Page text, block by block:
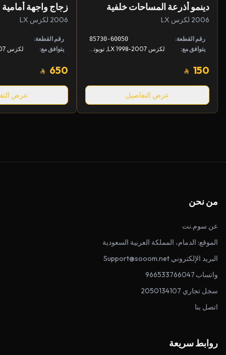
دينمو أذرعة المساحات خلفية
2006 لكزس LX
رقم القطعة: 85730-60050
يتوافق مع:
150
عرض التفاصيل
زجاج واجهة أمامية
2006 لكزس LX
رقم القطعة:
يتوافق مع:
650
عرض
من نحن
عن سوم.نت
الموقع: الدمام، المملكة العربية السعودية
البريد الإلكتروني Support@sooom.net
واتساب 966533766047
سجل تجاري 2050134107
اتصل بنا
روابط سريعة